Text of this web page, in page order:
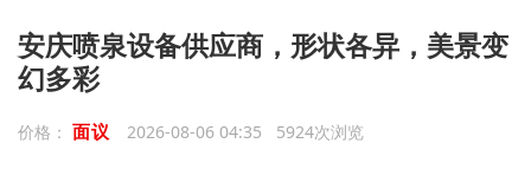
安庆喷泉设备供应商，形状各异，美景变
幻多彩
价格： 面议 2026-08-06 04:35 5924次浏览